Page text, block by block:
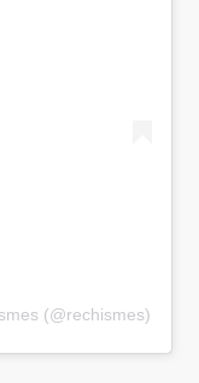
(@rechismes)